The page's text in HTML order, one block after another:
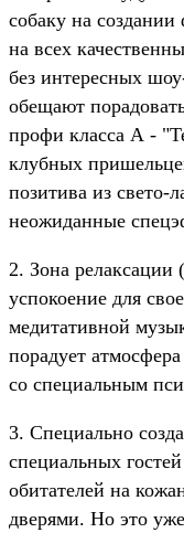
собаку на
на всех
без интересных
обещают
профи класса А -
клубных
позитива из свето-
неожиданные
2. Зона
успокоение для
медитативной
порадует
со специальным
3. Специально
специальных
обитателей на
дверями. Но это